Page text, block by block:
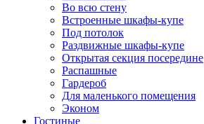
Во всю стену
Встроенные шкафы-купе
Под потолок
Раздвижные шкафы-купе
Открытая секция посередине
Распашные
Гардероб
Для маленького помещения
Эконом
Гостиные